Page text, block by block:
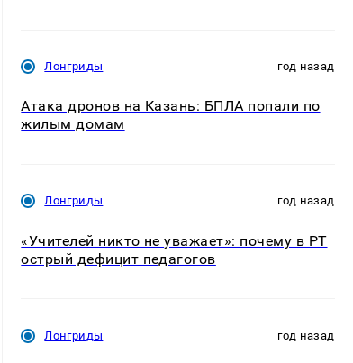
Лонгриды год назад
Атака дронов на Казань: БПЛА попали по
жилым домам
Лонгриды год назад
«Учителей никто не уважает»: почему в РТ
острый дефицит педагогов
Лонгриды год назад